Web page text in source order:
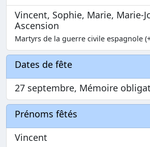
Vincent, Sophie, Marie, Marie-
Ascension
Martyrs de la guerre civile espagnole
Dates de fête
27 septembre, Mémoire
Prénoms fêtés
Vincent